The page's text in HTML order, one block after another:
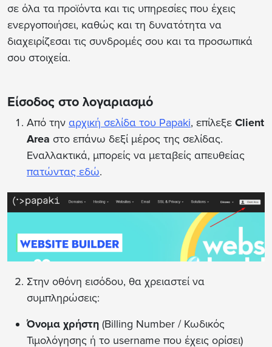
σε όλα τα προϊόντα και τις υπηρεσίες που έχεις
ενεργοποιήσει, καθώς και τη δυνατότητα να
διαχειρίζεσαι τις συνδρομές σου και τα προσωπικά
σου στοιχεία.
Είσοδος στο λογαριασμό
Από την αρχική σελίδα του Papaki, επίλεξε Client
Area στο επάνω δεξί μέρος της σελίδας.
Εναλλακτικά, μπορείς να μεταβείς απευθείας
πατώντας εδώ.
Στην οθόνη εισόδου, θα χρειαστεί να
συμπληρώσεις:
Όνομα χρήστη (Billing Number / Κωδικός
Τιμολόγησης ή το username που έχεις ορίσει)